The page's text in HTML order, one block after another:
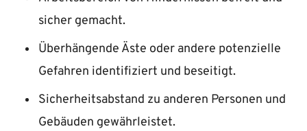
sicher gemacht.
Überhängende Äste oder andere potenzielle
Gefahren identifiziert und beseitigt.
Sicherheitsabstand zu anderen Personen und
Gebäuden gewährleistet.